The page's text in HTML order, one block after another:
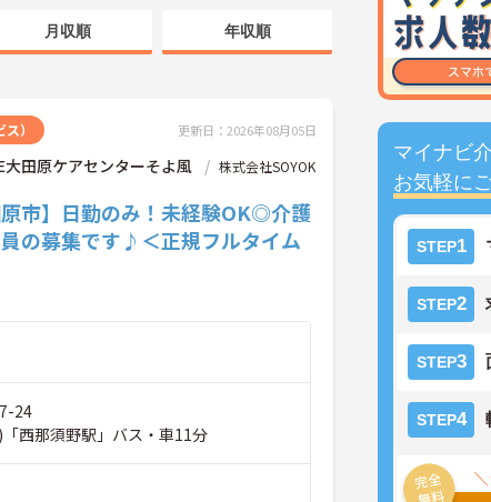
マイナビ
お気軽に
STEP1
STEP2
STEP3
STEP4
月収順 年収順
） 更新日：2026年08月05日
大田原ケアセンターそよ風
株式会社SOYOK
原市】日勤のみ！未経験OK◎介護
の募集です♪＜正規フルタイム
24
西那須野駅」バス・車11分